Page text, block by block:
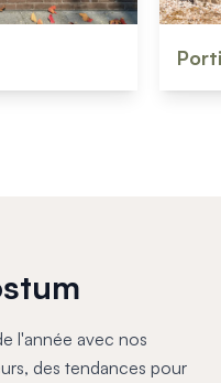
l'année avec nos
des tendances pour